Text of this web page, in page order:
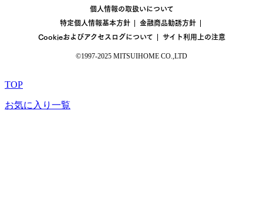
個人情報の取扱いについて
特定個人情報基本方針
金融商品勧誘方針
Cookieおよびアクセスログについて
サイト利用上の注意
©1997-2025 MITSUIHOME CO.,LTD
TOP
お気に入り一覧